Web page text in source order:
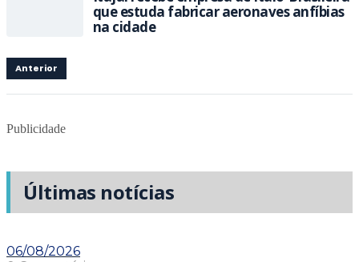
que estuda fabricar aeronaves anfíbias
na cidade
Anterior
Publicidade
Últimas notícias
06/08/2026